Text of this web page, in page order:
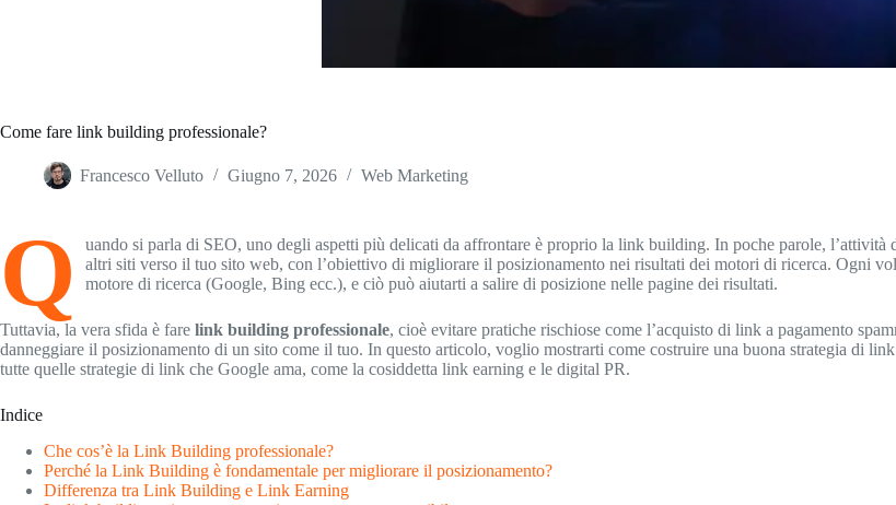
Come fare link building professionale?
Francesco Velluto Giugno 7, 2026 Web Marketing
Q
uando si parla di SEO, uno degli aspetti più delicati da affrontare è proprio la link building. In poche parole,
altri siti verso il tuo sito web, con l’obiettivo di migliorare il posizionamento nei risultati dei motori di ricerca. Ogni
motore di ricerca (Google, Bing ecc.), e ciò può aiutarti a salire di posizione nelle pagine dei risultati.
Tuttavia, la vera sfida è fare link building professionale, cioè evitare pratiche rischiose come l’acquisto di link a pagamento
danneggiare il posizionamento di un sito come il tuo. In questo articolo, voglio mostrarti come costruire una buona strategia di
tutte quelle strategie di link che Google ama, come la cosiddetta link earning e le digital PR.
Indice
Che cos’è la Link Building professionale?
Perché la Link Building è fondamentale per migliorare il posizionamento?
Differenza tra Link Building e Link Earning